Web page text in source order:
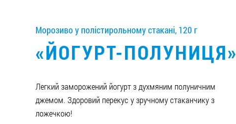
Морозиво у полістирольному стакані, 120 г
«ЙОГУРТ-ПОЛУНИЦЯ»
Легкий заморожений йогурт з духмяним полуничним
джемом. Здоровий перекус у зручному стаканчику з
ложечкою!